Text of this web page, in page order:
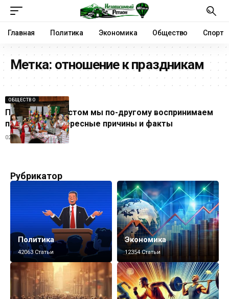
Главная Политика Экономика Общество Спорт
Метка: отношение к праздникам
ОБЩЕСТВО
Почему с возрастом мы по-другому воспринимаем
праздники: интересные причины и факты
02.07.2026
Рубрикатор
Политика
42063 Статьи
Экономика
12354 Статьи